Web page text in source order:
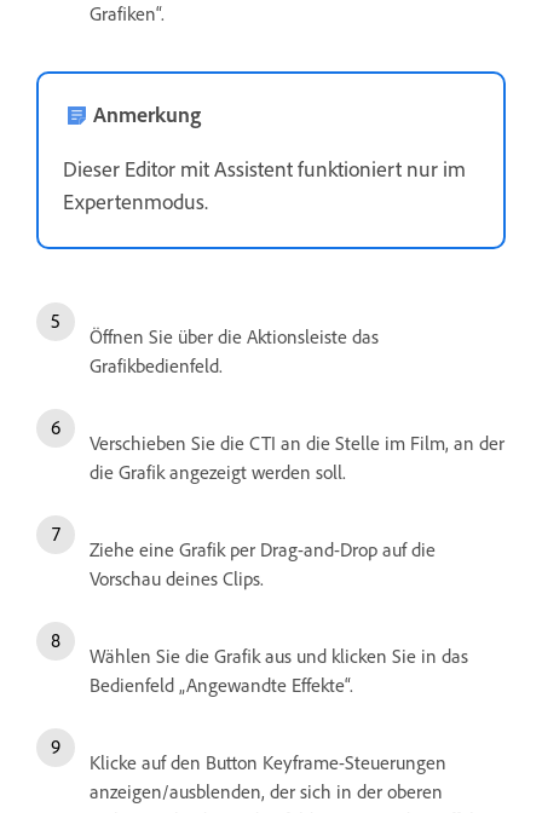
Grafiken“.
Anmerkung
Dieser Editor mit Assistent funktioniert nur im
Expertenmodus.
Öffnen Sie über die Aktionsleiste das
Grafikbedienfeld.
Verschieben Sie die CTI an die Stelle im Film, an der
die Grafik angezeigt werden soll.
Ziehe eine Grafik per Drag-and-Drop auf die
Vorschau deines Clips.
Wählen Sie die Grafik aus und klicken Sie in das
Bedienfeld „Angewandte Effekte“.
Klicke auf den Button Keyframe-Steuerungen
anzeigen/ausblenden, der sich in der oberen